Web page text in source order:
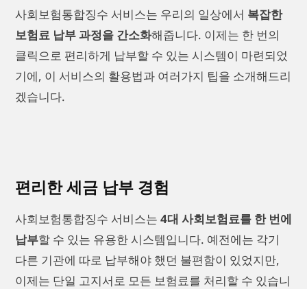
사회보험통합징수 서비스는 우리의 일상에서 복잡한
보험료 납부 과정을 간소화해줍니다. 이제는 한 번의
클릭으로 편리하게 납부할 수 있는 시스템이 마련되었
기에, 이 서비스의 활용법과 여러가지 팁을 소개해드리
겠습니다.
편리한 세금 납부 경험
사회보험통합징수 서비스는 4대 사회보험료를 한 번에
납부할 수 있는 유용한 시스템입니다. 예전에는 각기
다른 기관에 따로 납부해야 했던 불편함이 있었지만,
이제는 단일 고지서로 모든 보험료를 처리할 수 있습니